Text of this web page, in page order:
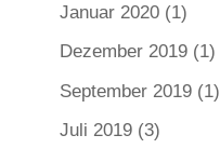
Januar 2020(1)
Dezember 2019(1)
September 2019(1)
Juli 2019(3)